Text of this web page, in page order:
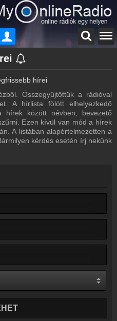
hírei
Összegyűjtöttük a rádióval
A hírlista fölött elhelyezkedő
hírek között névben, bevezető
Ezen kívül van mód a hírek
A listában alapértelmezetten a
kérdés esetén írj nekünk